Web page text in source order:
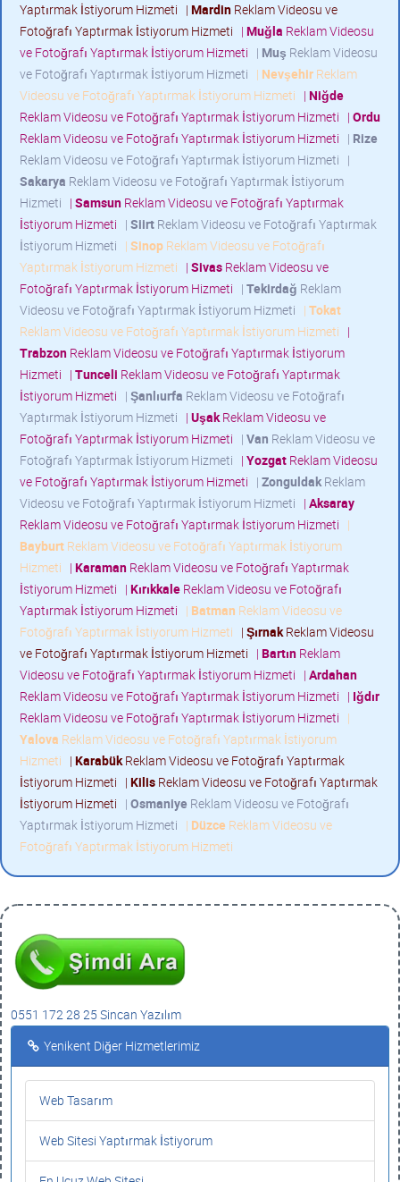
Yaptırmak İstiyorum Hizmeti | Mardin Reklam Videosu ve
Fotoğrafı Yaptırmak İstiyorum Hizmeti | Muğla Reklam Videosu
ve Fotoğrafı Yaptırmak İstiyorum Hizmeti | Muş Reklam Videosu
ve Fotoğrafı Yaptırmak İstiyorum Hizmeti | Nevşehir Reklam
Videosu ve Fotoğrafı Yaptırmak İstiyorum Hizmeti | Niğde
Reklam Videosu ve Fotoğrafı Yaptırmak İstiyorum Hizmeti | Ordu
Reklam Videosu ve Fotoğrafı Yaptırmak İstiyorum Hizmeti | Rize
Reklam Videosu ve Fotoğrafı Yaptırmak İstiyorum Hizmeti |
Sakarya Reklam Videosu ve Fotoğrafı Yaptırmak İstiyorum
Hizmeti | Samsun Reklam Videosu ve Fotoğrafı Yaptırmak
İstiyorum Hizmeti | Siirt Reklam Videosu ve Fotoğrafı Yaptırmak
İstiyorum Hizmeti | Sinop Reklam Videosu ve Fotoğrafı
Yaptırmak İstiyorum Hizmeti | Sivas Reklam Videosu ve
Fotoğrafı Yaptırmak İstiyorum Hizmeti | Tekirdağ Reklam
Videosu ve Fotoğrafı Yaptırmak İstiyorum Hizmeti | Tokat
Reklam Videosu ve Fotoğrafı Yaptırmak İstiyorum Hizmeti |
Trabzon Reklam Videosu ve Fotoğrafı Yaptırmak İstiyorum
Hizmeti | Tunceli Reklam Videosu ve Fotoğrafı Yaptırmak
İstiyorum Hizmeti | Şanlıurfa Reklam Videosu ve Fotoğrafı
Yaptırmak İstiyorum Hizmeti | UşakReklam Videosu ve
Fotoğrafı Yaptırmak İstiyorum Hizmeti | Van Reklam Videosu ve
Fotoğrafı Yaptırmak İstiyorum Hizmeti | Yozgat Reklam Videosu
ve Fotoğrafı Yaptırmak İstiyorum Hizmeti | ZonguldakReklam
Videosu ve Fotoğrafı Yaptırmak İstiyorum Hizmeti | Aksaray
Reklam Videosu ve Fotoğrafı Yaptırmak İstiyorum Hizmeti |
Bayburt Reklam Videosu ve Fotoğrafı Yaptırmak İstiyorum
Hizmeti | Karaman Reklam Videosu ve Fotoğrafı Yaptırmak
İstiyorum Hizmeti | Kırıkkale Reklam Videosu ve Fotoğrafı
Yaptırmak İstiyorum Hizmeti | Batman Reklam Videosu ve
Fotoğrafı Yaptırmak İstiyorum Hizmeti | ŞırnakReklam Videosu
ve Fotoğrafı Yaptırmak İstiyorum Hizmeti | Bartın Reklam
Videosu ve Fotoğrafı Yaptırmak İstiyorum Hizmeti | Ardahan
Reklam Videosu ve Fotoğrafı Yaptırmak İstiyorum Hizmeti | Iğdır
Reklam Videosu ve Fotoğrafı Yaptırmak İstiyorum Hizmeti |
Yalova Reklam Videosu ve Fotoğrafı Yaptırmak İstiyorum
Hizmeti | KarabükReklam Videosu ve Fotoğrafı Yaptırmak
İstiyorum Hizmeti | Kilis Reklam Videosu ve Fotoğrafı Yaptırmak
İstiyorum Hizmeti | Osmaniye Reklam Videosu ve Fotoğrafı
Yaptırmak İstiyorum Hizmeti | Düzce Reklam Videosu ve
Fotoğrafı Yaptırmak İstiyorum Hizmeti
0551 172 28 25 Sincan Yazılım
Yenikent Diğer Hizmetlerimiz
Web Tasarım
Web Sitesi Yaptırmak İstiyorum